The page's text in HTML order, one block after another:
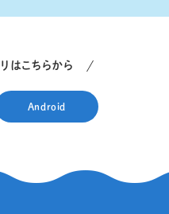
はこちらから
Android